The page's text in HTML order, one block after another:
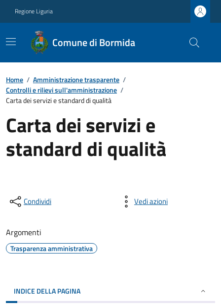
Regione Liguria
Comune di Bormida
Home / Amministrazione trasparente /
Controlli e rilievi sull'amministrazione /
Carta dei servizi e standard di qualità
Carta dei servizi e
standard di qualità
Condividi Vedi azioni
Argomenti
Trasparenza amministrativa
INDICE DELLA PAGINA